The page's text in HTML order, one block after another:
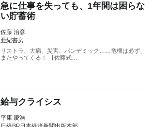
急に仕事を失っても、1年間は困らな
い貯蓄術
佐藤 治彦
亜紀書房
リストラ、大病、災害、パンデミック……危機は必ず、
またやってくる！ 【佐藤式…
給与クライシス
平康 慶浩